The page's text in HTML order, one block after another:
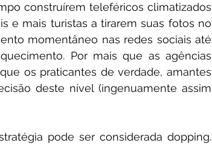
construírem teleféricos climatizados
e mais turistas a tirarem suas fotos no
momentâneo nas redes sociais até
Por mais que as agências
os praticantes de verdade, amantes
deste nível (ingenuamente assim
pode ser considerada dopping.